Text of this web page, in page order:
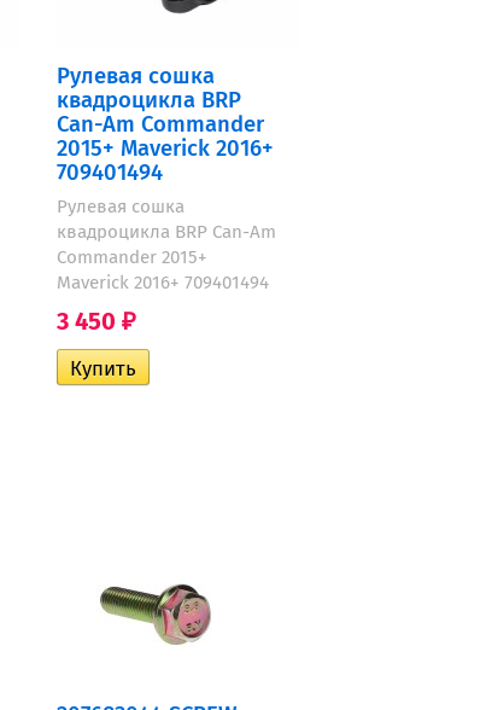
Рулевая сошка
квадроцикла BRP
Can-Am Commander
2015+ Maverick 2016+
709401494
Рулевая сошка
квадроцикла BRP Can-Am
Commander 2015+
Maverick 2016+ 709401494
3 450 ₽